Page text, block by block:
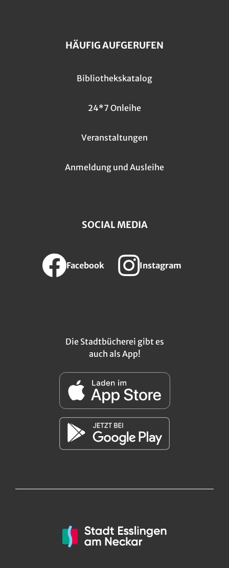
HÄUFIG AUFGERUFEN
Bibliothekskatalog
24*7 Onleihe
Veranstaltungen
Anmeldung und Ausleihe
SOCIAL MEDIA
Facebook Instagram
Die Stadtbücherei gibt es
auch als App!